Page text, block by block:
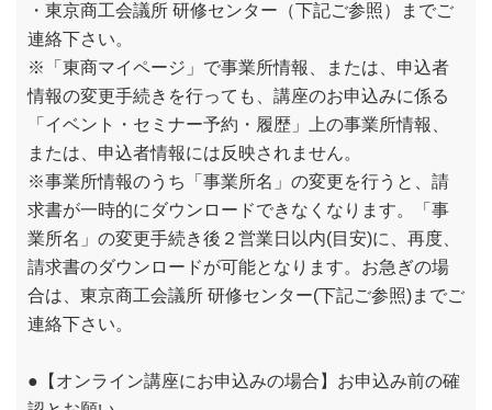
・東京商工会議所 研修センター（下記ご参照）までご
連絡下さい。
※「東商マイページ」で事業所情報、または、申込者
情報の変更手続きを行っても、講座のお申込みに係る
「イベント・セミナー予約・履歴」上の事業所情報、
または、申込者情報には反映されません。
※事業所情報のうち「事業所名」の変更を行うと、請
求書が一時的にダウンロードできなくなります。「事
業所名」の変更手続き後２営業日以内(目安)に、再度、
請求書のダウンロードが可能となります。お急ぎの場
合は、東京商工会議所 研修センター(下記ご参照)までご
連絡下さい。
●【オンライン講座にお申込みの場合】お申込み前の確